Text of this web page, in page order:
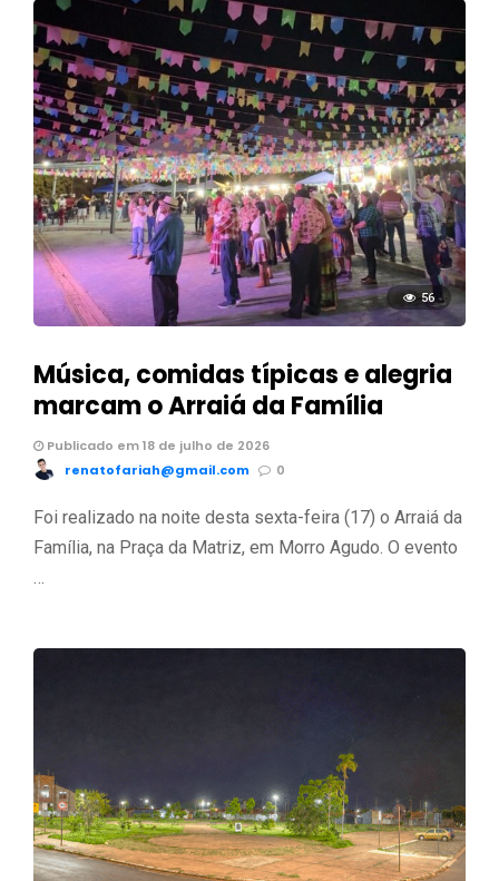
56
Música, comidas típicas e alegria
marcam o Arraiá da Família
Publicado em 18 de julho de 2026
renatofariah@gmail.com
0
Foi realizado na noite desta sexta-feira (17) o Arraiá da
Família, na Praça da Matriz, em Morro Agudo. O evento
…